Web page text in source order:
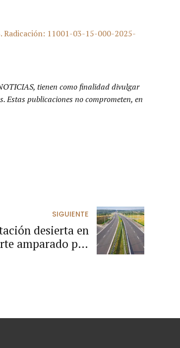
Radicación: 11001-03-15-000-2025-
tienen como finalidad divulgar
Estas publicaciones no comprometen, en
SIGUIENTE
desierta en
amparado por